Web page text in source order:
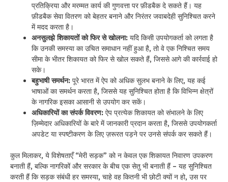
प्रतिक्रिया और मरम्मत कार्य की गुणवत्ता पर फ़ीडबैक दे सकते हैं। यह
फ़ीडबैक सेवा वितरण को बेहतर बनाने और निरंतर जवाबदेही सुनिश्चित करने
में मदद करता है।
अनसुलझे शिकायतों को फिर से खोलना: यदि किसी उपयोगकर्ता को लगता है
कि उनकी समस्या का उचित समाधान नहीं हुआ है, तो वे एक निश्चित समय
सीमा के भीतर शिकायत को फिर से खोल सकते हैं, जिससे आगे की कार्रवाई हो
सके।
बहुभाषी समर्थन: पूरे भारत में ऐप को अधिक सुलभ बनाने के लिए, यह कई
भाषाओं का समर्थन करता है, जिससे यह सुनिश्चित होता है कि विभिन्न क्षेत्रों
के नागरिक इसका आसानी से उपयोग कर सकें।
अधिकारियों का संपर्क विवरण: ऐप प्रत्येक शिकायत को संभालने के लिए
ज़िम्मेदार अधिकारियों के बारे में जानकारी प्रदान करता है, जिससे उपयोगकर्ता
अपडेट या स्पष्टीकरण के लिए ज़रूरत पड़ने पर उनसे संपर्क कर सकते हैं।
कुल मिलाकर, ये विशेषताएँ “मेरी सड़क” को न केवल एक शिकायत निवारण उपकरण
बनाती हैं, बल्कि नागरिकों और सरकार के बीच एक सेतु भी बनाती हैं – यह सुनिश्चित
करती हैं कि सड़क संबंधी हर समस्या, चाहे वह कितनी भी छोटी क्यों न हो, उस पर